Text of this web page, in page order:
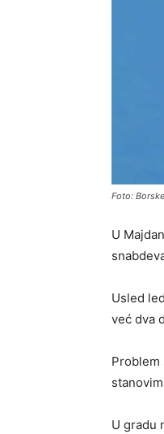
Foto:
U
Usled
već dva
Problem
U gradu